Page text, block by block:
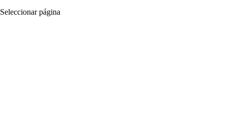
Seleccionar página